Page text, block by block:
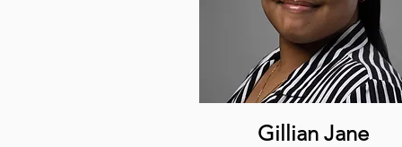
Gillian Jane